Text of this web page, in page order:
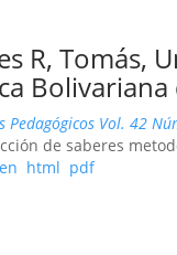
R, Tomás,
Bolivariana
Pedagógicos Vol. 42
de saberes
html pdf